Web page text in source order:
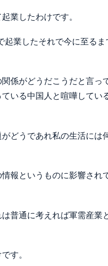
業したわけです。
業したそれで今に至るま
係がどうだこうだと言っ
いる中国人と喧嘩してい
どうであれ私の生活には
報というものに影響され
普通に考えれば軍需産業
す。